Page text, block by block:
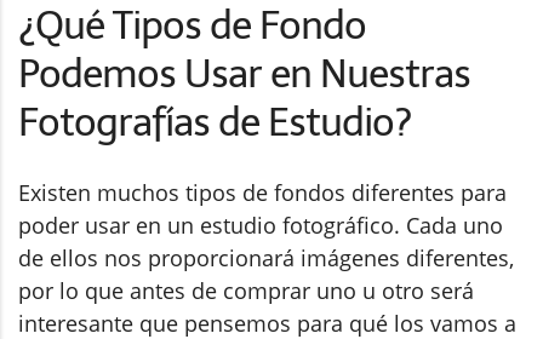
¿Qué Tipos de Fondo
Podemos Usar en Nuestras
Fotografías de Estudio?
Existen muchos tipos de fondos diferentes para
poder usar en un estudio fotográfico. Cada uno
de ellos nos proporcionará imágenes diferentes,
por lo que antes de comprar uno u otro será
interesante que pensemos para qué los vamos a